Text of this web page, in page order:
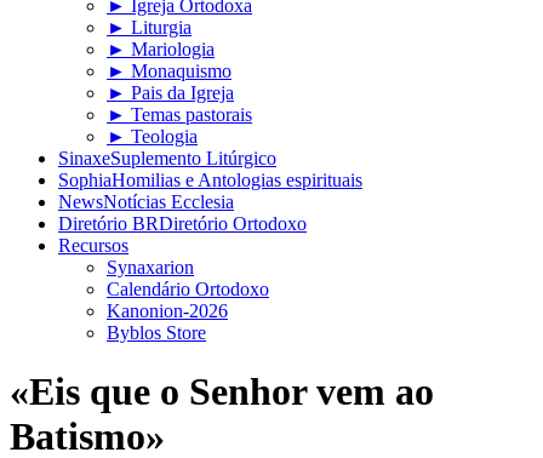
► Igreja Ortodoxa
► Liturgia
► Mariologia
► Monaquismo
► Pais da Igreja
► Temas pastorais
► Teologia
SinaxeSuplemento Litúrgico
SophiaHomilias e Antologias espirituais
NewsNotícias Ecclesia
Diretório BRDiretório Ortodoxo
Recursos
Synaxarion
Calendário Ortodoxo
Kanonion-2026
Byblos Store
«Eis que o Senhor vem ao
Batismo»